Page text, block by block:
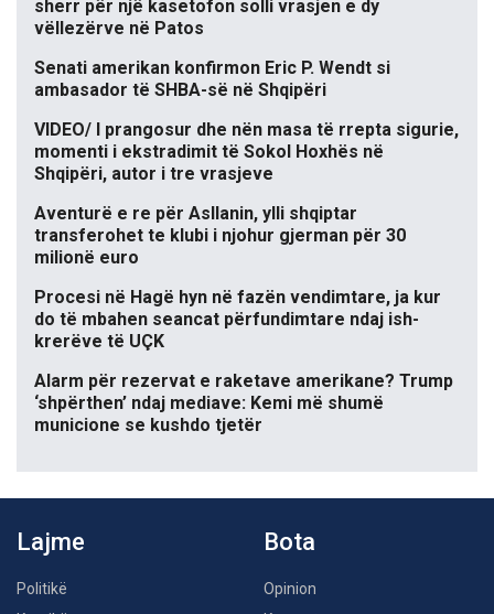
sherr për një kasetofon solli vrasjen e dy
vëllezërve në Patos
Senati amerikan konfirmon Eric P. Wendt si
ambasador të SHBA-së në Shqipëri
VIDEO/ I prangosur dhe nën masa të rrepta sigurie,
momenti i ekstradimit të Sokol Hoxhës në
Shqipëri, autor i tre vrasjeve
Aventurë e re për Asllanin, ylli shqiptar
transferohet te klubi i njohur gjerman për 30
milionë euro
Procesi në Hagë hyn në fazën vendimtare, ja kur
do të mbahen seancat përfundimtare ndaj ish-
krerëve të UÇK
Alarm për rezervat e raketave amerikane? Trump
‘shpërthen’ ndaj mediave: Kemi më shumë
municione se kushdo tjetër
Lajme
Politikë
Bota
Opinion